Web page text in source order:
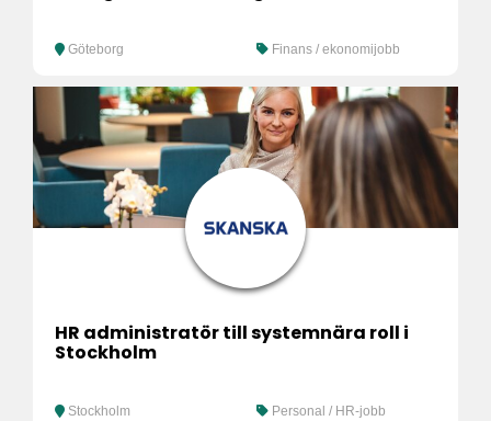
Göteborg Finans / ekonomijobb
HR administratör till systemnära roll i
Stockholm
Stockholm Personal / HR-jobb